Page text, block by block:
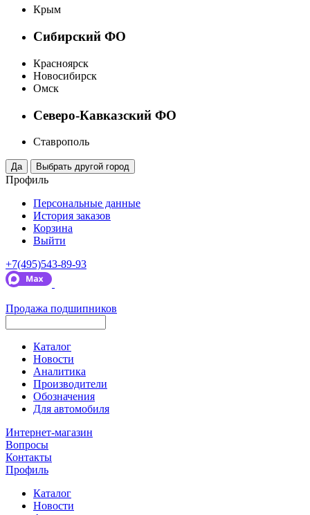
Крым
Сибирский ФО
Красноярск
Новосибирск
Омск
Северо-Кавказский ФО
Ставрополь
Профиль
Персональные данные
История заказов
Корзина
Выйти
+7(495)543-89-93
Продажа подшипников
Каталог
Новости
Аналитика
Производители
Обозначения
Для автомобиля
Интернет-магазин
Вопросы
Контакты
Профиль
Каталог
Новости